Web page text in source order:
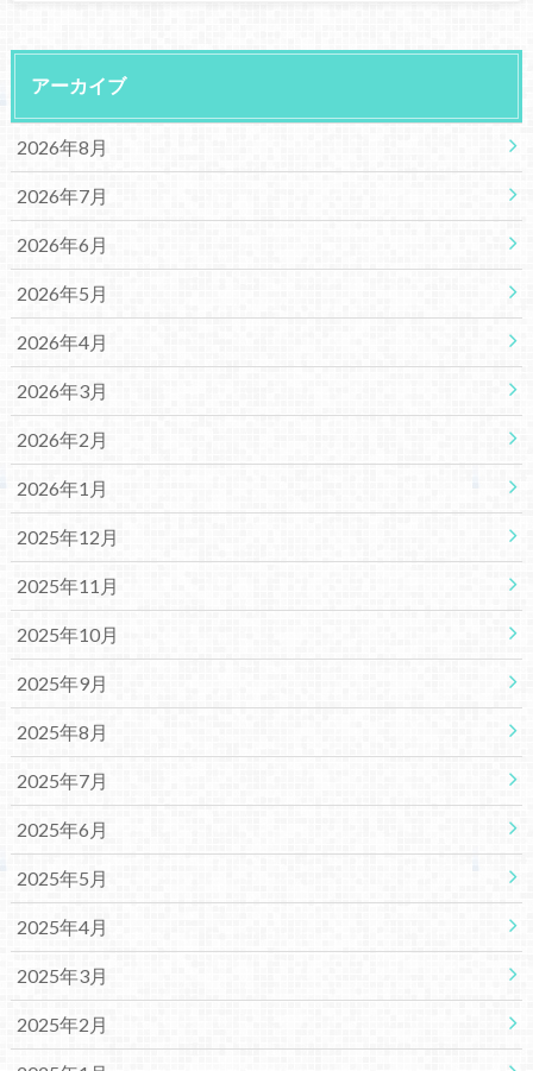
アーカイブ
2026年8月
2026年7月
2026年6月
2026年5月
2026年4月
2026年3月
2026年2月
2026年1月
2025年12月
2025年11月
2025年10月
2025年9月
2025年8月
2025年7月
2025年6月
2025年5月
2025年4月
2025年3月
2025年2月